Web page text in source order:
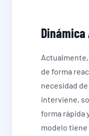
Dinámica
de forma
necesidad
interviene,
forma rápida
modelo tiene